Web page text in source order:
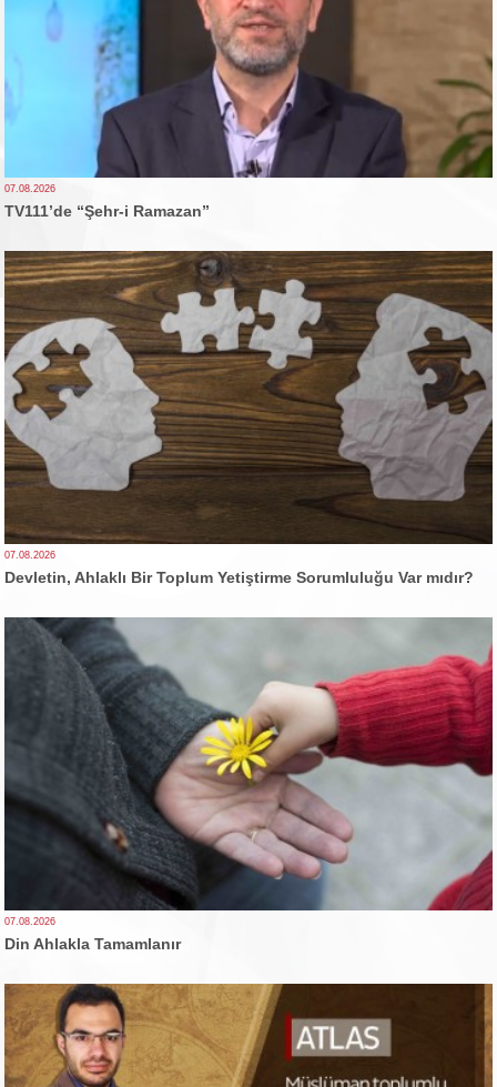
07.08.2026
TV111’de “Şehr-i Ramazan”
07.08.2026
Devletin, Ahlaklı Bir Toplum Yetiştirme Sorumluluğu Var mıdır?
07.08.2026
Din Ahlakla Tamamlanır